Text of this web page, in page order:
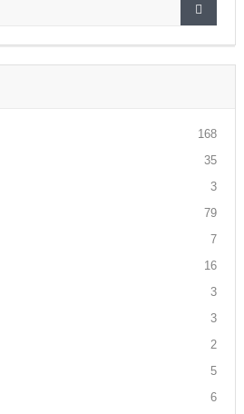
168
35
3
79
7
16
3
3
2
5
6